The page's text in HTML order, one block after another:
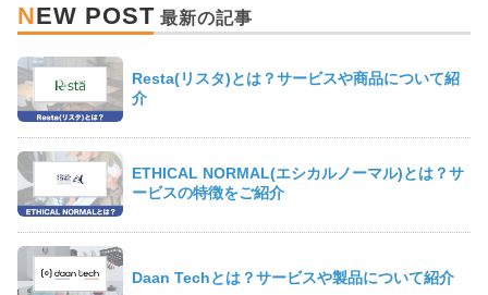
NEW POST
Resta(リスタ)とは？サービスや商品について紹
介
ETHICAL NORMAL(エシカルノーマル)とは？サ
ービスの特徴をご紹介
Daan Techとは？サービスや製品について紹介